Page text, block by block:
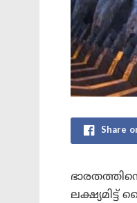
Share